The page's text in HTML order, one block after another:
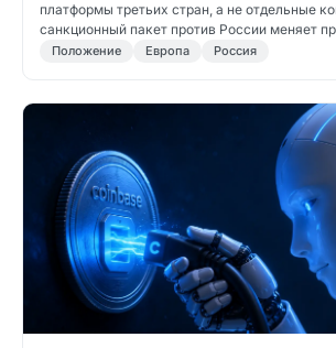
платформы третьих стран, а не отдельные
санкционный пакет против России меняет
Положение Европа Россия